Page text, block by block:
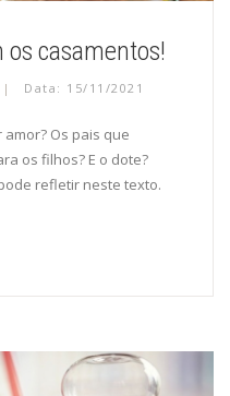
os casamentos!
Data: 15/11/2021
Os pais que
os filhos? E o dote?
refletir neste texto.